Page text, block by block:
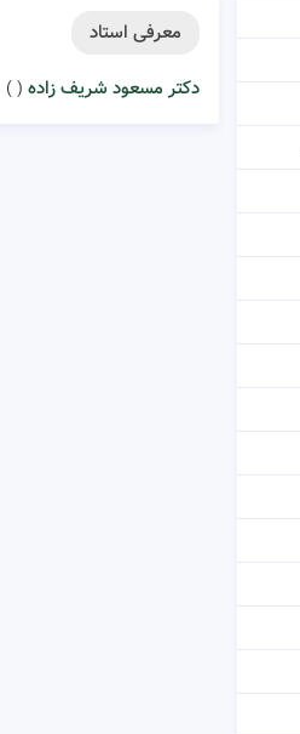
معرفی استاد
دکتر مسعود شریف زاده ( )